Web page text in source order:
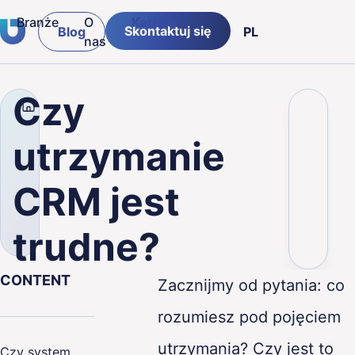
Branże
Logistics & Supply chain
Retail
Public
Manufacturing
O
nas
Kariera
Blog Skontaktuj się PL
Firma
Czy utrzymanie CRM jest
Czy
utrzymanie
CRM jest
trudne?
CONTENT
Czy system
Zacznijmy od pytania: co
rozumiesz pod pojęciem
utrzymania? Czy jest to